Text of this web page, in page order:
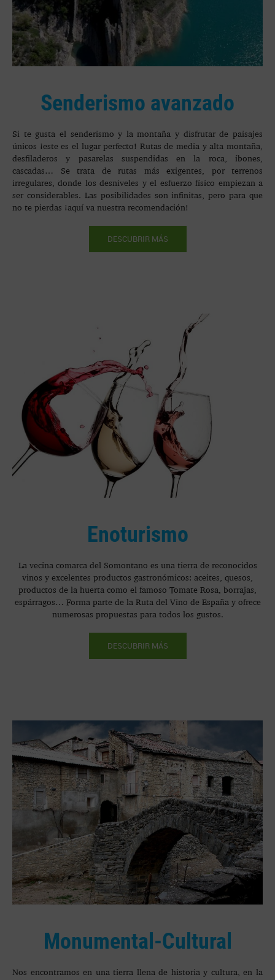
Senderismo avanzado
Si te gusta el senderismo y la montaña y disfrutar de paisajes
únicos ¡este es el lugar perfecto! Rutas de media y alta montaña,
desfiladeros y pasarelas suspendidas en la roca, ibones,
cascadas… Se trata de rutas más exigentes, por terrenos
irregulares, donde los desniveles y el esfuerzo físico empiezan a
ser considerables. Las posibilidades son infinitas, pero para que
no te pierdas ¡aquí va nuestra recomendación!
DESCUBRIR MÁS
Enoturismo
La vecina comarca del Somontano es una tierra de reconocidos
vinos y excelentes productos gastronómicos: aceites, quesos,
productos de la huerta como el famoso Tomate Rosa, borrajas,
espárragos… Forma parte de la Ruta del Vino de España y ofrece
numerosas propuestas para todos los gustos.
DESCUBRIR MÁS
Monumental-Cultural
Nos encontramos en una tierra llena de historia y cultura, en la